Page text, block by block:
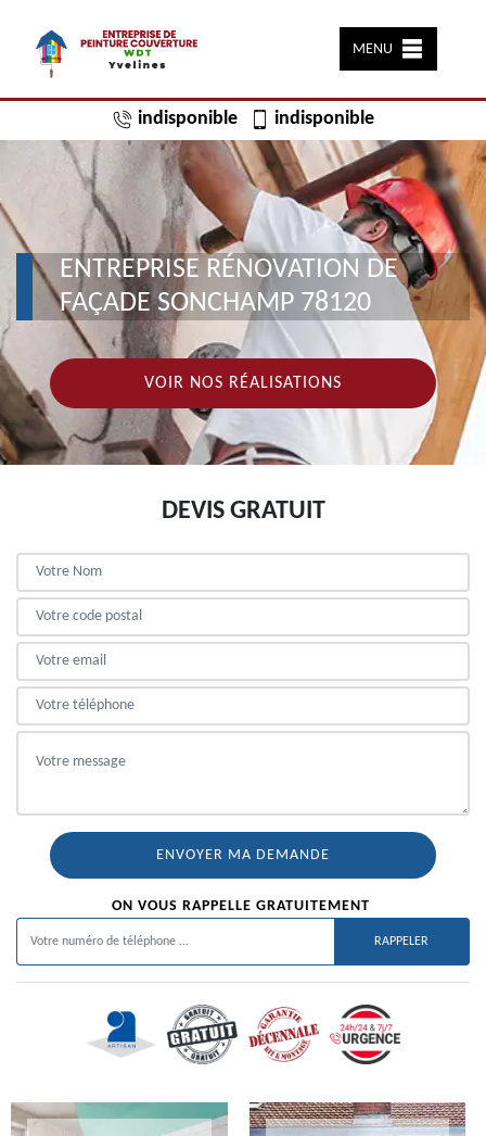
MENU
indisponible indisponible
ENTREPRISE RÉNOVATION DE
FAÇADE SONCHAMP 78120
VOIR NOS RÉALISATIONS
DEVIS GRATUIT
ON VOUS RAPPELLE GRATUITEMENT